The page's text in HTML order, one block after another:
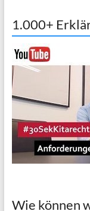
1.000+
Wie können